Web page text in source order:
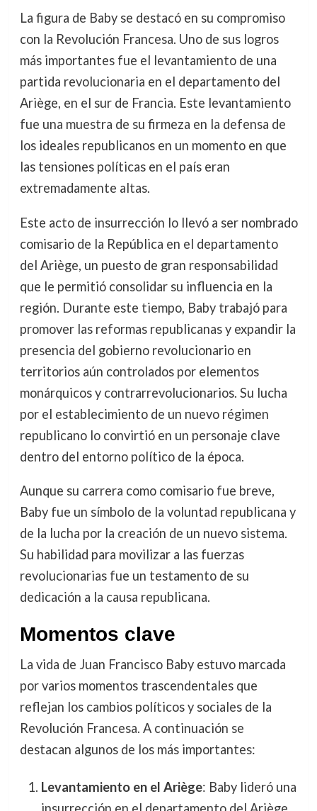
La figura de Baby se destacó en su compromiso
con la Revolución Francesa. Uno de sus logros
más importantes fue el levantamiento de una
partida revolucionaria en el departamento del
Ariège, en el sur de Francia. Este levantamiento
fue una muestra de su firmeza en la defensa de
los ideales republicanos en un momento en que
las tensiones políticas en el país eran
extremadamente altas.
Este acto de insurrección lo llevó a ser nombrado
comisario de la República en el departamento
del Ariège, un puesto de gran responsabilidad
que le permitió consolidar su influencia en la
región. Durante este tiempo, Baby trabajó para
promover las reformas republicanas y expandir la
presencia del gobierno revolucionario en
territorios aún controlados por elementos
monárquicos y contrarrevolucionarios. Su lucha
por el establecimiento de un nuevo régimen
republicano lo convirtió en un personaje clave
dentro del entorno político de la época.
Aunque su carrera como comisario fue breve,
Baby fue un símbolo de la voluntad republicana y
de la lucha por la creación de un nuevo sistema.
Su habilidad para movilizar a las fuerzas
revolucionarias fue un testamento de su
dedicación a la causa republicana.
Momentos clave
La vida de Juan Francisco Baby estuvo marcada
por varios momentos trascendentales que
reflejan los cambios políticos y sociales de la
Revolución Francesa. A continuación se
destacan algunos de los más importantes:
Levantamiento en el Ariège: Baby lideró una